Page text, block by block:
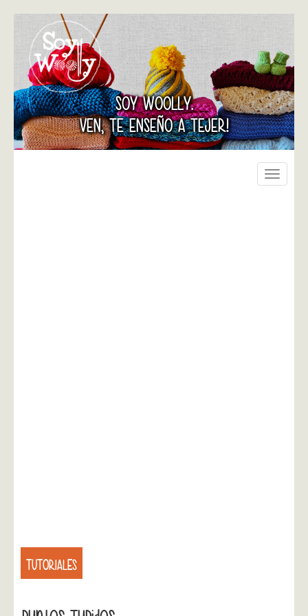
SOY WOOLLY.
VEN, TE ENSEÑO A TEJER!
Toggle
TUTORIALES